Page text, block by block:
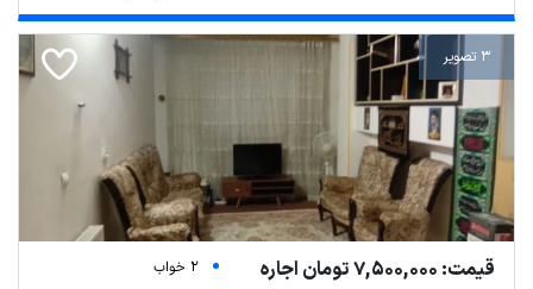
3 تصویر
قیمت: 7,500,000 تومان اجاره
2 خواب